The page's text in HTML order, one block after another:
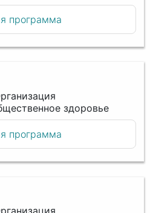
программа
здоровье
программа